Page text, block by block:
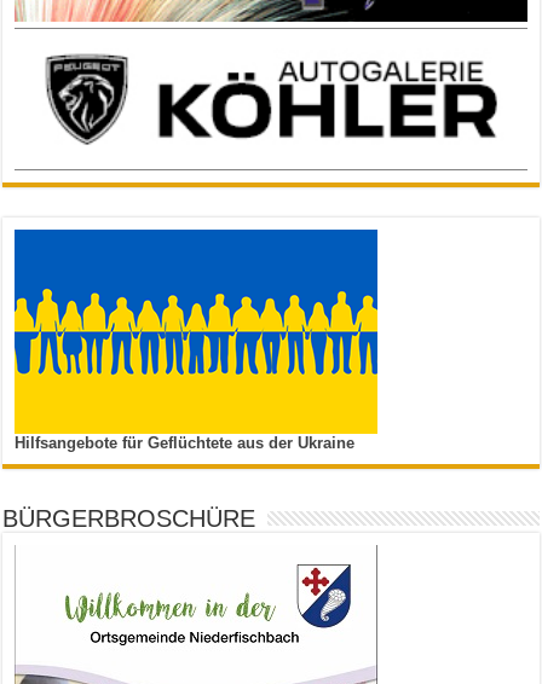
Hilfsangebote für Geflüchtete aus der Ukraine
BÜRGERBROSCHÜRE